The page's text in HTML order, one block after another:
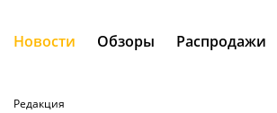
Новости Обзоры Распродажи
Редакция